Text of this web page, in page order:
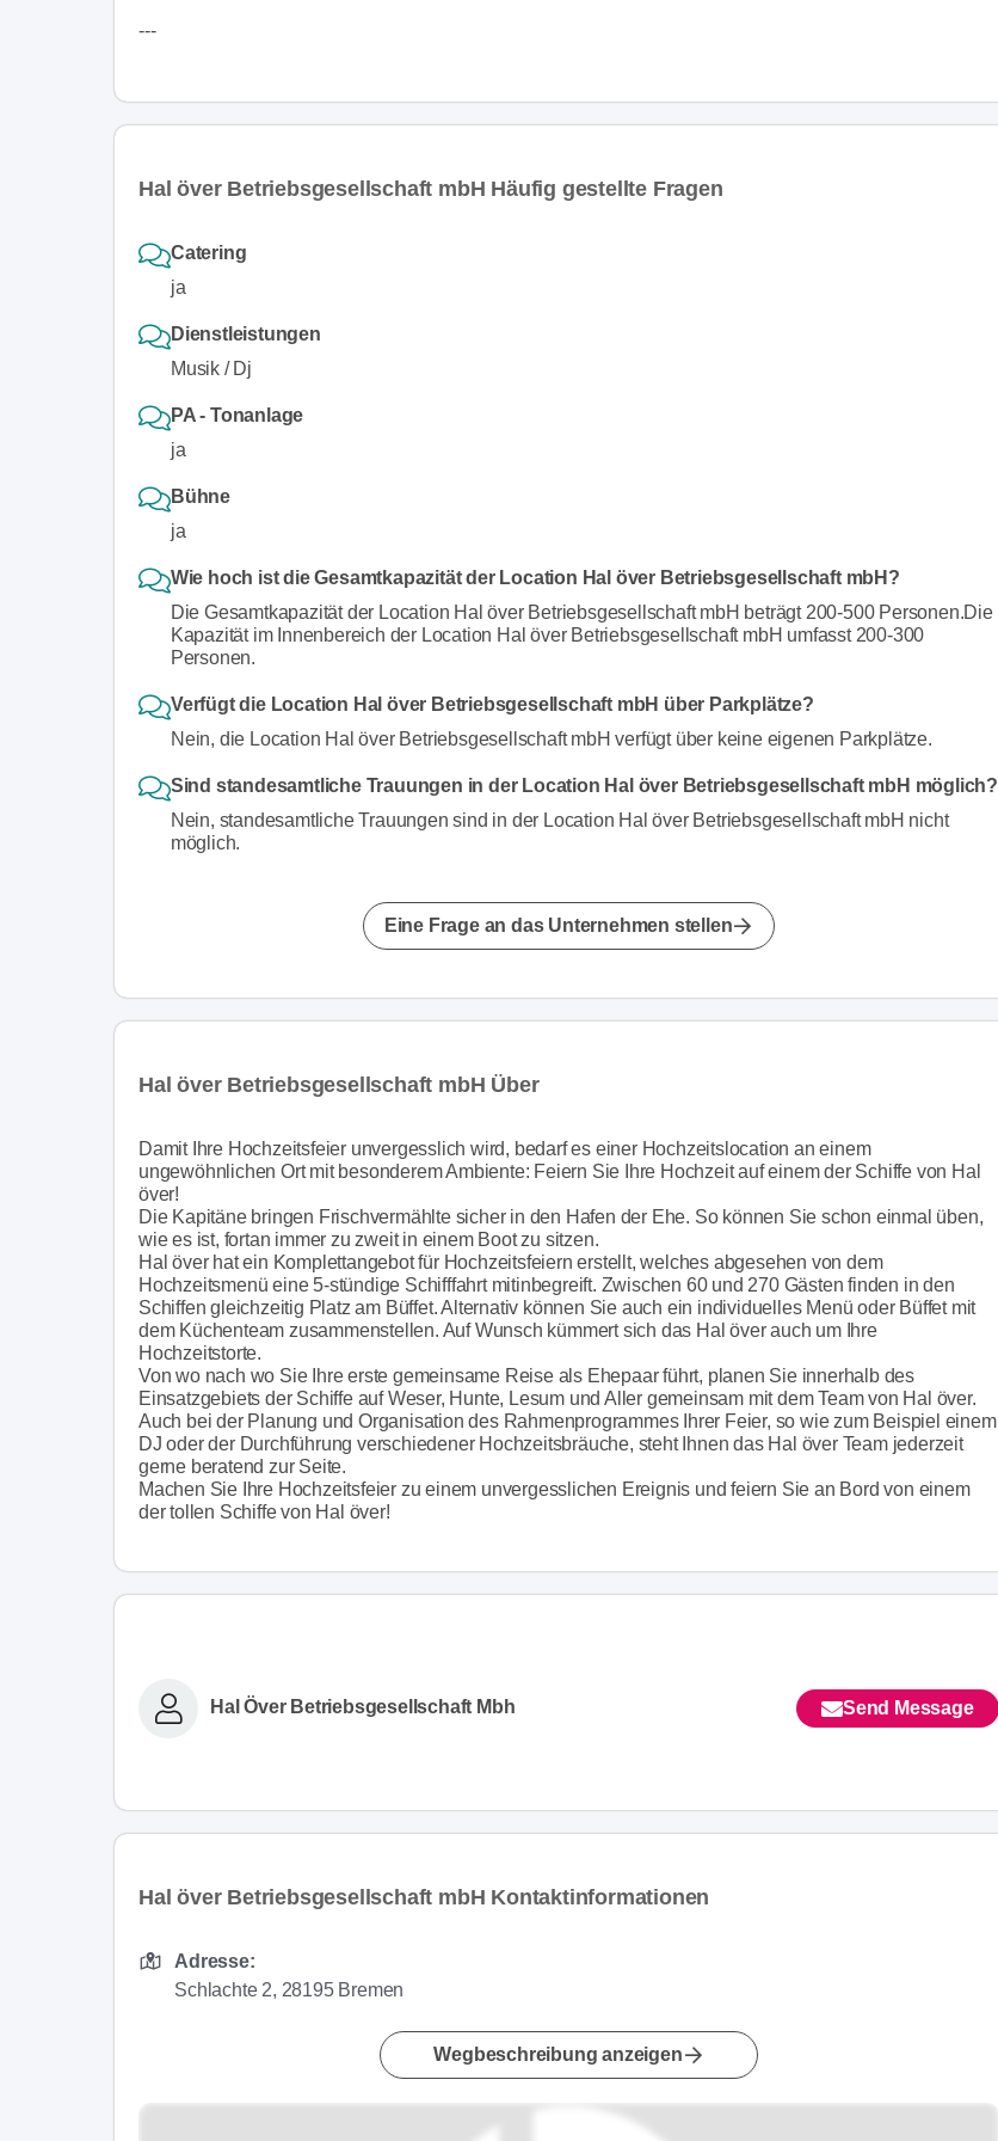
---
Hal över Betriebsgesellschaft mbH Häufig gestellte Fragen
Catering
ja
Dienstleistungen
Musik / Dj
PA - Tonanlage
ja
Bühne
ja
Wie hoch ist die Gesamtkapazität der Location Hal över Betriebsgesellschaft mbH?
Die Gesamtkapazität der Location Hal över Betriebsgesellschaft mbH beträgt 200-500 Personen.Die
Kapazität im Innenbereich der Location Hal över Betriebsgesellschaft mbH umfasst 200-300
Personen.
Verfügt die Location Hal över Betriebsgesellschaft mbH über Parkplätze?
Nein, die Location Hal över Betriebsgesellschaft mbH verfügt über keine eigenen Parkplätze.
Sind standesamtliche Trauungen in der Location Hal över Betriebsgesellschaft mbH möglich?
Nein, standesamtliche Trauungen sind in der Location Hal över Betriebsgesellschaft mbH nicht
möglich.
Eine Frage an das Unternehmen stellen
Hal över Betriebsgesellschaft mbH Über
Damit Ihre Hochzeitsfeier unvergesslich wird, bedarf es einer Hochzeitslocation an einem
ungewöhnlichen Ort mit besonderem Ambiente: Feiern Sie Ihre Hochzeit auf einem der Schiffe von Hal
över!
Die Kapitäne bringen Frischvermählte sicher in den Hafen der Ehe. So können Sie schon einmal üben,
wie es ist, fortan immer zu zweit in einem Boot zu sitzen.
Hal över hat ein Komplettangebot für Hochzeitsfeiern erstellt, welches abgesehen von dem
Hochzeitsmenü eine 5-stündige Schifffahrt mitinbegreift. Zwischen 60 und 270 Gästen finden in den
Schiffen gleichzeitig Platz am Büffet. Alternativ können Sie auch ein individuelles Menü oder Büffet mit
dem Küchenteam zusammenstellen. Auf Wunsch kümmert sich das Hal över auch um Ihre
Hochzeitstorte.
Von wo nach wo Sie Ihre erste gemeinsame Reise als Ehepaar führt, planen Sie innerhalb des
Einsatzgebiets der Schiffe auf Weser, Hunte, Lesum und Aller gemeinsam mit dem Team von Hal över.
Auch bei der Planung und Organisation des Rahmenprogrammes Ihrer Feier, so wie zum Beispiel einem
DJ oder der Durchführung verschiedener Hochzeitsbräuche, steht Ihnen das Hal över Team jederzeit
gerne beratend zur Seite.
Machen Sie Ihre Hochzeitsfeier zu einem unvergesslichen Ereignis und feiern Sie an Bord von einem
der tollen Schiffe von Hal över!
Hal Över Betriebsgesellschaft Mbh Send Message
Hal över Betriebsgesellschaft mbH Kontaktinformationen
Adresse:
Schlachte 2, 28195 Bremen
Wegbeschreibung anzeigen